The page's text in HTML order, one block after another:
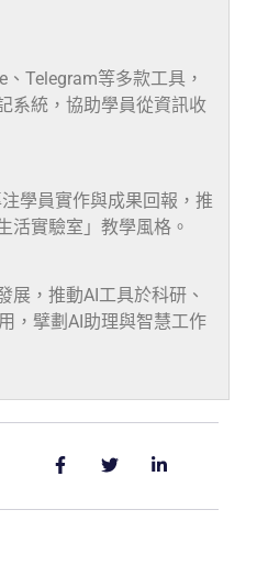
Telegram等多款工具，
系統，協助學員從資訊收
學員實作與成果回報，推
活實驗室」教學風格。
展，推動AI工具於科研、
，擘劃AI助理與智慧工作